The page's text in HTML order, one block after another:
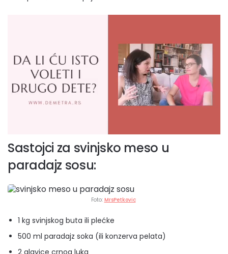
Sastojci za svinjsko meso u
paradajz sosu:
Foto: MrsPetkovic
1 kg svinjskog buta ili plećke
500 ml paradajz soka (ili konzerva pelata)